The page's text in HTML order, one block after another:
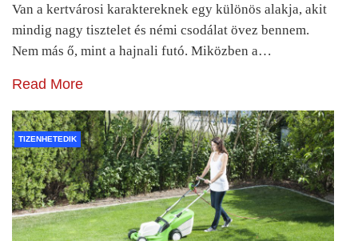
Van a kertvárosi karaktereknek egy különös alakja, akit
mindig nagy tisztelet és némi csodálat övez bennem.
Nem más ő, mint a hajnali futó. Miközben a…
Read More
TIZENHETEDIK